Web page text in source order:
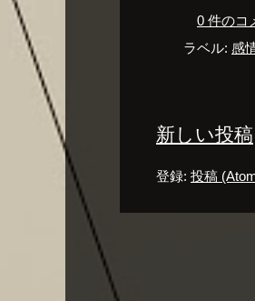
0 件のコ
ラベル: 感
新しい投稿
登録: 投稿